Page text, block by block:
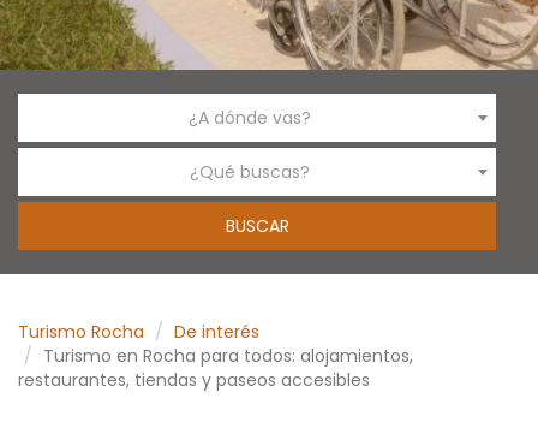
¿A dónde vas?
¿Qué buscas?
Turismo Rocha
De interés
Turismo en Rocha para todos: alojamientos,
restaurantes, tiendas y paseos accesibles